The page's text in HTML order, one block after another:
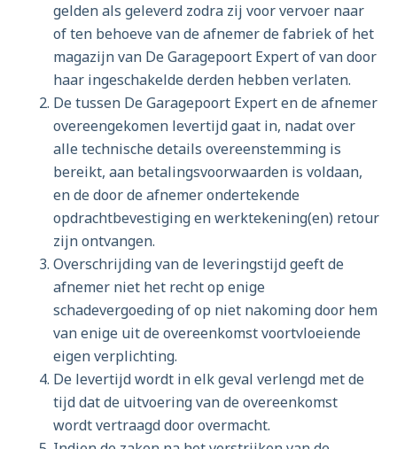
gelden als geleverd zodra zij voor vervoer naar
of ten behoeve van de afnemer de fabriek of het
magazijn van De Garagepoort Expert of van door
haar ingeschakelde derden hebben verlaten.
De tussen De Garagepoort Expert en de afnemer
overeengekomen levertijd gaat in, nadat over
alle technische details overeenstemming is
bereikt, aan betalingsvoorwaarden is voldaan,
en de door de afnemer ondertekende
opdrachtbevestiging en werktekening(en) retour
zijn ontvangen.
Overschrijding van de leveringstijd geeft de
afnemer niet het recht op enige
schadevergoeding of op niet nakoming door hem
van enige uit de overeenkomst voortvloeiende
eigen verplichting.
De levertijd wordt in elk geval verlengd met de
tijd dat de uitvoering van de overeenkomst
wordt vertraagd door overmacht.